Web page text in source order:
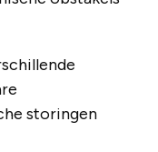
storingen